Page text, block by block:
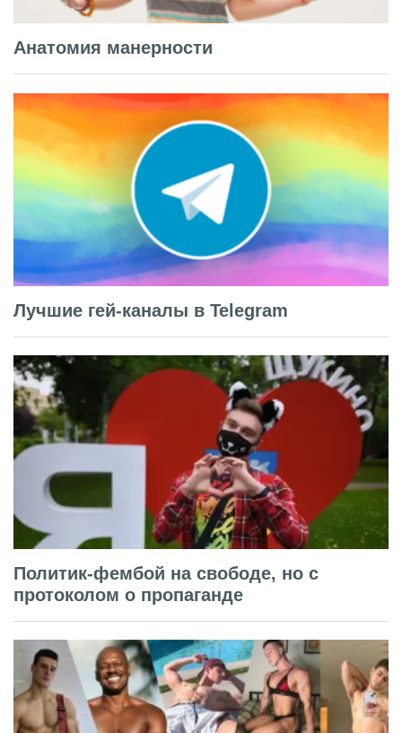
Анатомия манерности
Лучшие гей-каналы в Telegram
Политик-фембой на свободе, но с
протоколом о пропаганде